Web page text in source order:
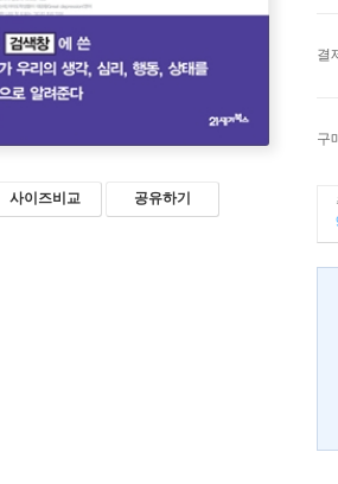
사이즈비교 공유하기
결
구